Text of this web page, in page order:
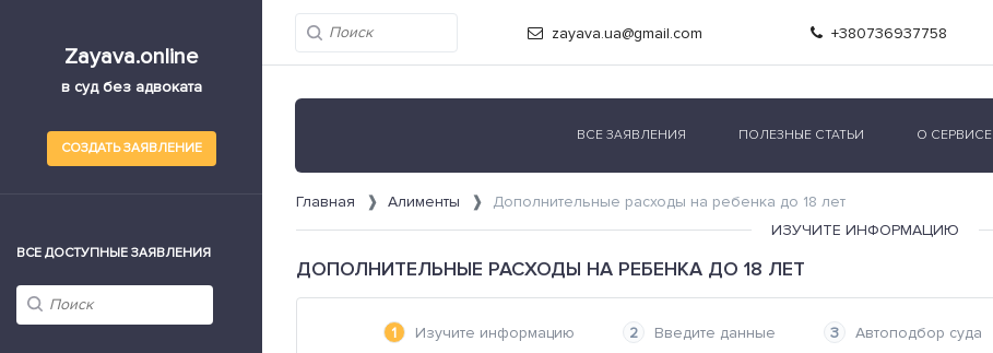
Zayava.online
в суд без адвоката
СОЗДАТЬ ЗАЯВЛЕНИЕ
ВСЕ ДОСТУПНЫЕ ЗАЯВЛЕНИЯ
zayava.ua@gmail.com +380736937758
ВСЕ ЗАЯВЛЕНИЯ ПОЛЕЗНЫЕ СТАТЬИ О СЕРВИСЕ
Главная Алименты
Дополнительные расходы на ребенка до 18 лет
ИЗУЧИТЕ ИНФОРМАЦИЮ
ДОПОЛНИТЕЛЬНЫЕ РАСХОДЫ НА РЕБЕНКА ДО 18 ЛЕТ
Изучите информацию Введите данные Автоподбор суда